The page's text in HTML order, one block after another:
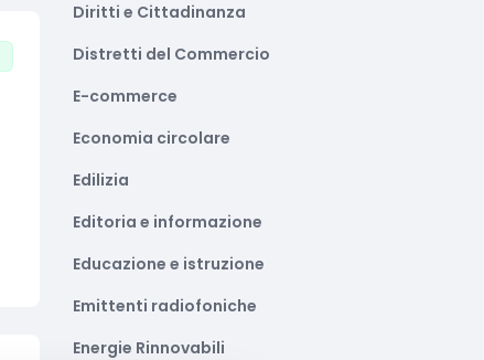
Diritti e Cittadinanza
Distretti del Commercio
E-commerce
Economia circolare
Edilizia
Editoria e informazione
Educazione e istruzione
Emittenti radiofoniche
Energie Rinnovabili